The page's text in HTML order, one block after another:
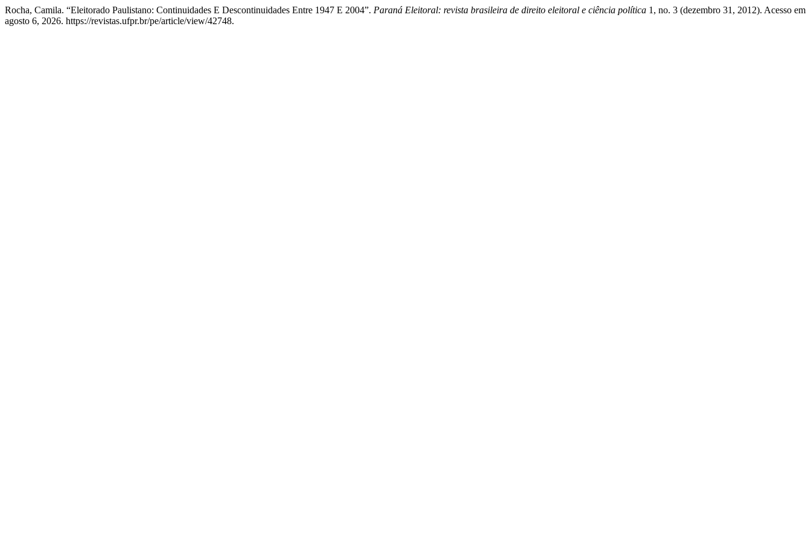
Rocha, Camila. “Eleitorado Paulistano: Continuidades E Descontinuidades Entre 1947 E 2004”. Paraná Eleitoral: revista brasileira de direito eleitoral e ciência política 1, no. 3 (dezembro 31, 2012). Acesso em
agosto 6, 2026. https://revistas.ufpr.br/pe/article/view/42748.